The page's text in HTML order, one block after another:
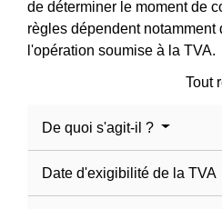
de déterminer le moment de
règles dépendent notamment
l'opération soumise à la TVA.
Tout
De quoi s'agit-il ?
Date d'exigibilité de la TVA